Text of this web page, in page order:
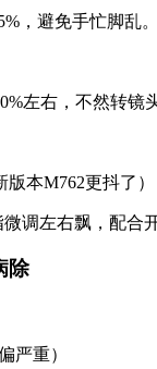
，避免手忙脚乱。
左右，不然转镜
本M762更抖了）
调左右飘，配合
除
严重）